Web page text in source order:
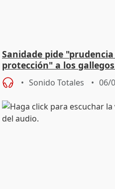
Sanidade pide
protección" a los
eclipse del 12 de agosto
Sonido Totales 06/